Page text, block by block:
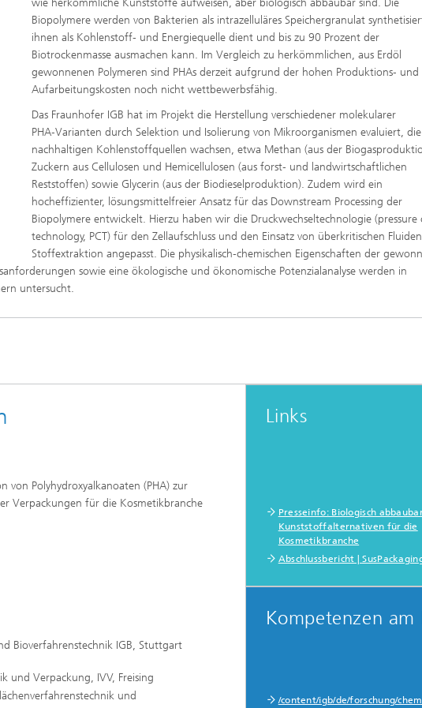
Immunrezeptoren und
Wirkstoffscreening
Infektionen – Prävention,
Wirkstoffentwicklung
wie herkömmliche Kunststoffe aufweisen, aber biologisch abbaubar sind. Die
Biopolymere werden von Bakterien als intrazelluläres Speichergranulat
ihnen als Kohlenstoff‑ und Energiequelle dient und bis zu 90 Prozent der
Biotrockenmasse ausmachen kann. Im Vergleich zu herkömmlichen, aus Erdöl
gewonnenen Polymeren sind PHAs derzeit aufgrund der hohen Produktions‑ und
Aufarbeitungskosten noch nicht wettbewerbsfähig.
Das Fraunhofer IGB hat im Projekt die Herstellung verschiedener molekularer
PHA‑Varianten durch Selektion und Isolierung von Mikroorganismen evaluiert,
nachhaltigen Kohlenstoffquellen wachsen, etwa Methan (aus der
Zuckern aus Cellulosen und Hemicellulosen (aus forst‑ und landwirtschaftlichen
Reststoffen) sowie Glycerin (aus der Biodieselproduktion). Zudem wird ein
hocheffizienter, lösungsmittelfreier Ansatz für das Downstream Processing der
Biopolymere entwickelt. Hierzu haben wir die Druckwechseltechnologie (pressure
technology, PCT) für den Zellaufschluss und den Einsatz von überkritischen
Stoffextraktion angepasst. Die physikalisch‑chemischen Eigenschaften der
sowie eine ökologische und ökonomische Potenzialanalyse werden in
untersucht.
von Polyhydroxyalkanoaten (PHA) zur
Verpackungen für die Kosmetikbranche
Bioverfahrenstechnik IGB, Stuttgart
und Verpackung, IVV, Freising
und
Links
Presseinfo: Biologisch
Kunststoffalternativen für die
Kosmetikbranche
Abschlussbericht |
Kompetenzen am
/content/igb/de/forschung/